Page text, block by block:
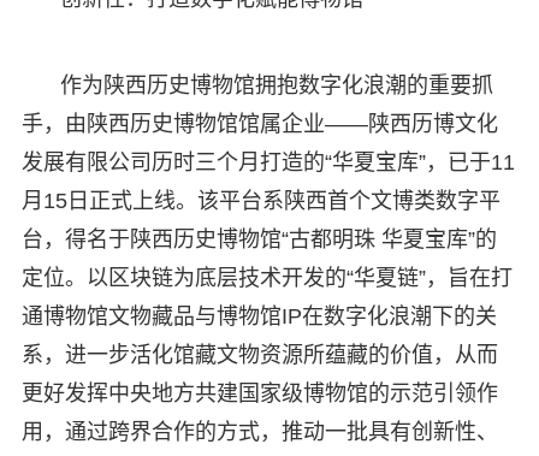
作为陕西历史博物馆拥抱数字化浪潮的重要抓
手，由陕西历史博物馆馆属企业——陕西历博文化
发展有限公司历时三个月打造的“华夏宝库”，已于11
月15日正式上线。该平台系陕西首个文博类数字平
台，得名于陕西历史博物馆“古都明珠 华夏宝库”的
定位。以区块链为底层技术开发的“华夏链”，旨在打
通博物馆文物藏品与博物馆IP在数字化浪潮下的关
系，进一步活化馆藏文物资源所蕴藏的价值，从而
更好发挥中央地方共建国家级博物馆的示范引领作
用，通过跨界合作的方式，推动一批具有创新性、